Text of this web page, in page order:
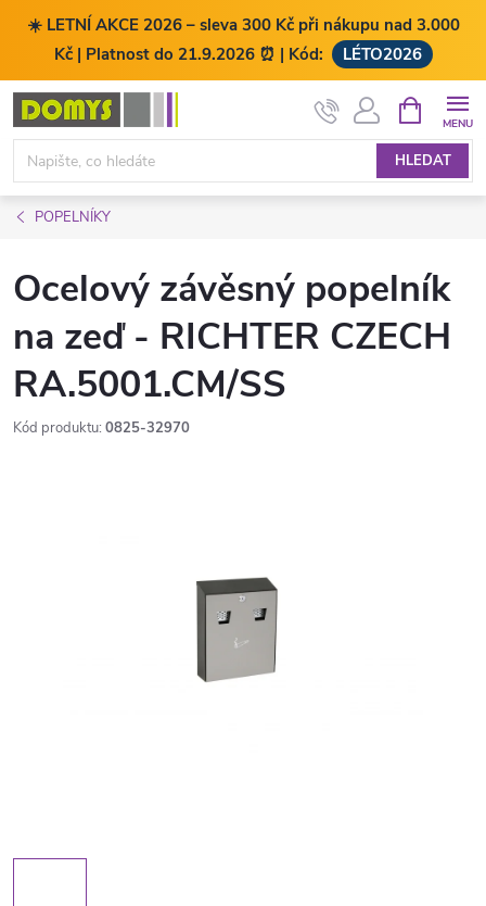
☀️ LETNÍ AKCE 2026 – sleva 300 Kč při nákupu nad 3.000
Kč | Platnost do 21.9.2026 ⏰ | Kód:
LÉTO2026
Přejít
obsah
HLEDAT
NÁKUPNÍ
KOŠÍK
POPELNÍKY
Ocelový závěsný popelník
na zeď - RICHTER CZECH
RA.5001.CM/SS
Kód produktu: 0825-32970